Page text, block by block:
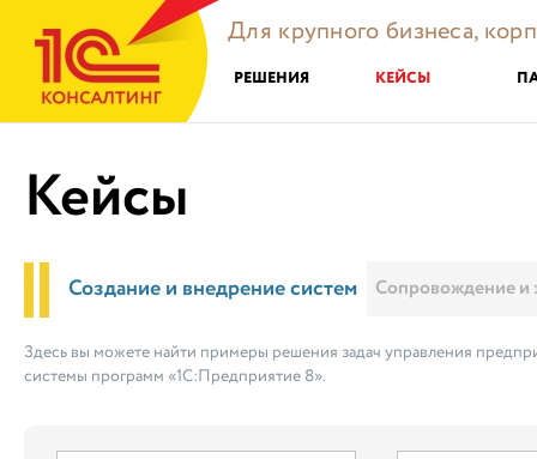
Для крупного бизнеса,
РЕШЕНИЯ КЕЙСЫ
Кейсы
Создание и внедрение систем Сопровождение и
Здесь вы можете найти примеры решения задач управления
системы программ «1С:Предприятие 8».